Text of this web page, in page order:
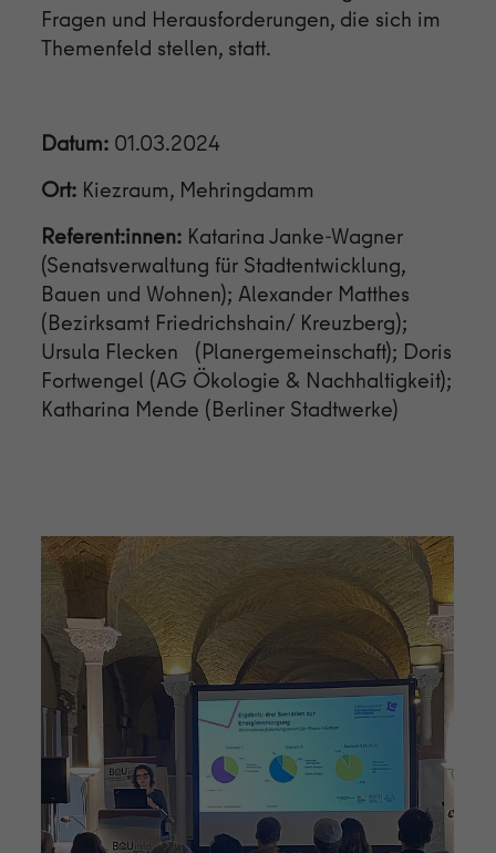
Fragen und Herausforderungen, die sich im
Themenfeld stellen, statt.
Datum: 01.03.2024
Ort: Kiezraum, Mehringdamm
Referent:innen: Katarina Janke-Wagner
(Senatsverwaltung für Stadtentwicklung,
Bauen und Wohnen); Alexander Matthes
(Bezirksamt Friedrichshain/ Kreuzberg);
Ursula Flecken (Planergemeinschaft); Doris
Fortwengel (AG Ökologie & Nachhaltigkeit);
Katharina Mende (Berliner Stadtwerke)